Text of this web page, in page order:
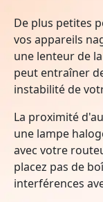
De plus petites
vos appareils
une lenteur de
peut entraîner
instabilité de
La proximité
une lampe
avec votre
placez pas de
interférences